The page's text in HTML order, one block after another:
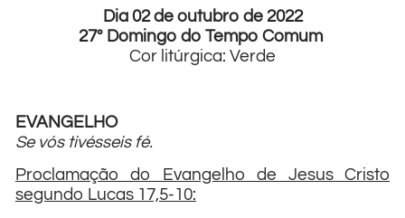
Dia 02 de outubro de 2022
27º Domingo do Tempo Comum
Cor litúrgica: Verde
EVANGELHO
Se vós tivésseis fé.
Proclamação do Evangelho de Jesus Cristo
segundo Lucas 17,5-10: